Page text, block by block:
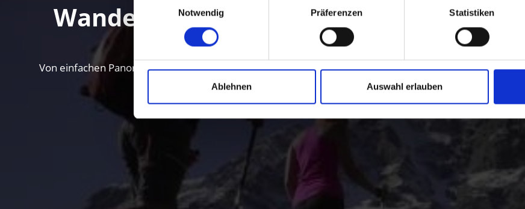
Notwendig
Präferenzen Statistiken
Ablehnen Auswahl erlauben
Wandern im Vinschgau in Südtirol –
Von einfachen Panoramawanderungen bis zu hochalpinen Bergtouren: Das weitläufige Netz an
Ferienregion selbst.